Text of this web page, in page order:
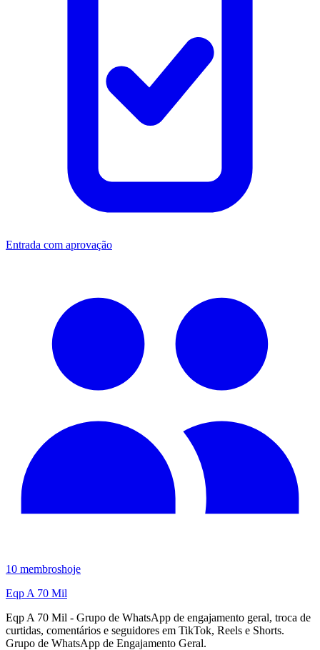
Entrada com aprovação
10 membroshoje
Eqp A 70 Mil
Eqp A 70 Mil - Grupo de WhatsApp de engajamento geral, troca de
curtidas, comentários e seguidores em TikTok, Reels e Shorts.
Grupo de WhatsApp de Engajamento Geral.